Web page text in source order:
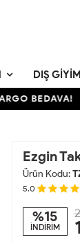
DIŞ GIYIM
BEDAVA!
Ezgin
Ürün Kodu:
5.0
%15
İNDİRİM